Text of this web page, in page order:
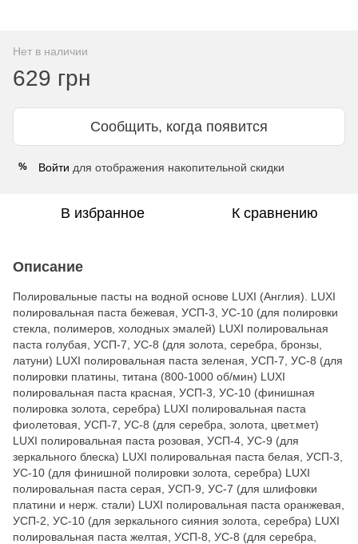
Нет в наличии
629 грн
Сообщить, когда появится
% Войти для отображения накопительной скидки
В избранное К сравнению
Описание
Полировальные пасты на водной основе LUXI (Англия). LUXI
полировальная паста бежевая, УСП-3, УС-10 (для полировки
стекла, полимеров, холодных эмалей) LUXI полировальная
паста голубая, УСП-7, УС-8 (для золота, серебра, бронзы,
латуни) LUXI полировальная паста зеленая, УСП-7, УС-8 (для
полировки платины, титана (800-1000 об/мин) LUXI
полировальная паста красная, УСП-3, УС-10 (финишная
полировка золота, серебра) LUXI полировальная паста
фиолетовая, УСП-7, УС-8 (для серебра, золота, цвет.мет)
LUXI полировальная паста розовая, УСП-4, УС-9 (для
зеркального блеска) LUXI полировальная паста белая, УСП-3,
УС-10 (для финишной полировки золота, серебра) LUXI
полировальная паста серая, УСП-9, УС-7 (для шлифовки
платини и нерж. стали) LUXI полировальная паста оранжевая,
УСП-2, УС-10 (для зеркального сияния золота, серебра) LUXI
полировальная паста желтая, УСП-8, УС-8 (для серебра,